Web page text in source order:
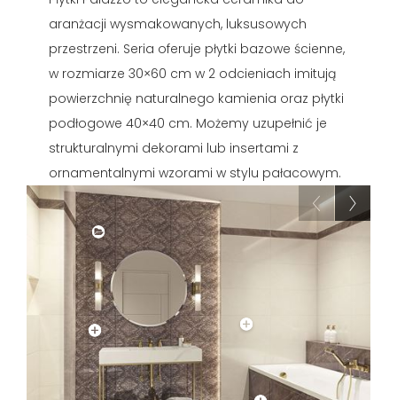
aranżacji wysmakowanych, luksusowych
przestrzeni. Seria oferuje płytki bazowe ścienne,
w rozmiarze 30×60 cm w 2 odcieniach imitują
powierzchnię naturalnego kamienia oraz płytki
podłogowe 40×40 cm. Możemy uzupełnić je
strukturalnymi dekorami lub insertami z
ornamentalnymi wzorami w stylu pałacowym.